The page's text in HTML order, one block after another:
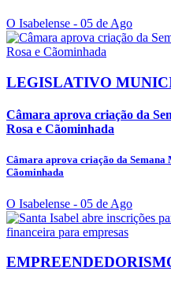
O Isabelense - 05 de Ago
LEGISLATIVO
Câmara aprova criação da
Rosa e Cãominhada
Câmara aprova criação da Semana
Cãominhada
O Isabelense - 05 de Ago